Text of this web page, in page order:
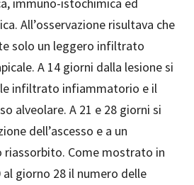
All’osservazione risultava che
solo un leggero infiltrato
A 14 giorni dalla lesione si
infiltrato infiammatorio e il
alveolare. A 21 e 28 giorni si
dell’ascesso e a un
riassorbito. Come mostrato in
giorno 28 il numero delle